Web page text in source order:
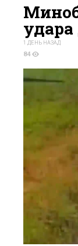
1 ДЕНЬ НАЗАД
84